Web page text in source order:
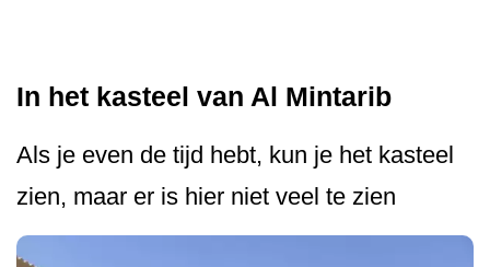
In het kasteel van Al Mintarib
Als je even de tijd hebt, kun je het kasteel
zien, maar er is hier niet veel te zien